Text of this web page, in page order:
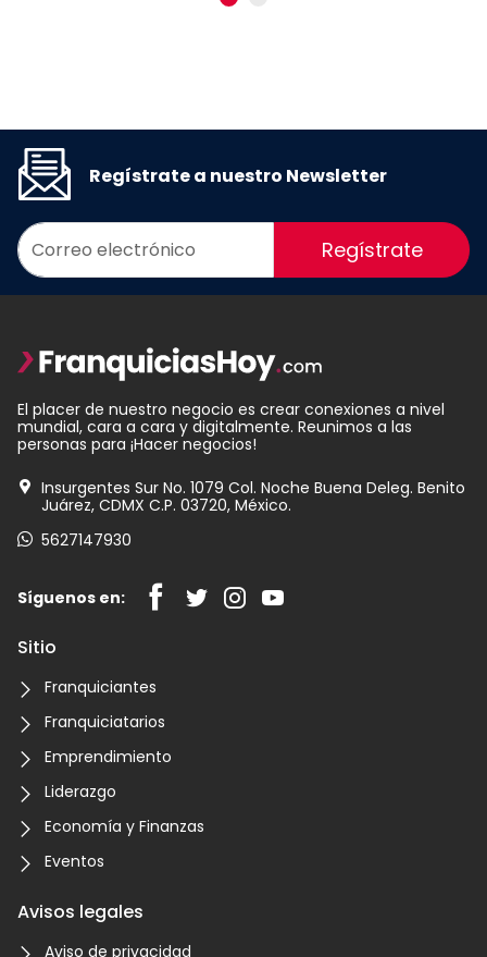
Regístrate a nuestro Newsletter
Regístrate
El placer de nuestro negocio es crear conexiones a nivel
mundial, cara a cara y digitalmente. Reunimos a las
personas para ¡Hacer negocios!
Insurgentes Sur No. 1079 Col. Noche Buena Deleg. Benito
Juárez, CDMX C.P. 03720, México.
5627147930
Síguenos en:
Sitio
Franquiciantes
Franquiciatarios
Emprendimiento
Liderazgo
Economía y Finanzas
Eventos
Avisos legales
Aviso de privacidad